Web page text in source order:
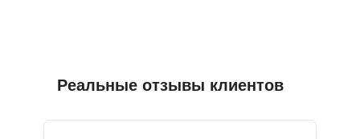
Реальные отзывы клиентов